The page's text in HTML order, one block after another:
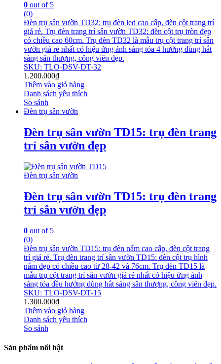
0 out of 5
(0)
Đèn trụ sân vườn TD32: trụ đèn led cao cấp, đèn cột trang trí
giá rẻ. Trụ đèn trang trí sân vườn TD32: đèn cột trụ tròn đẹp
có chiều cao 60cm. Trụ đèn TD32 là mẫu trụ cột trang trí sân
vườn giá rẻ nhất có hiệu ứng ánh sáng tỏa 4 hướng dùng hắt
sáng sân thượng, công viên đẹp.
SKU: TLO-DSV-DT-32
1.200.000₫
Thêm vào giỏ hàng
Danh sách yêu thích
So sánh
Đèn trụ sân vườn
Đèn trụ sân vườn TD15: trụ đèn trang
trí sân vườn đẹp
Đèn trụ sân vườn
Đèn trụ sân vườn TD15: trụ đèn trang
trí sân vườn đẹp
0 out of 5
(0)
Đèn trụ sân vườn TD15: trụ đèn nấm cao cấp, đèn cột trang
trí giá rẻ. Trụ đèn trang trí sân vườn TD15: đèn cột trụ hình
nấm đẹp có chiều cao từ 28-42 và 76cm. Trụ đèn TD15 là
mẫu trụ cột trang trí sân vườn giá rẻ nhất có hiệu ứng ánh
sáng tỏa đều hướng dùng hắt sáng sân thượng, công viên đẹp.
SKU: TLO-DSV-DT-15
1.300.000₫
Thêm vào giỏ hàng
Danh sách yêu thích
So sánh
Sản phẩm nổi bật